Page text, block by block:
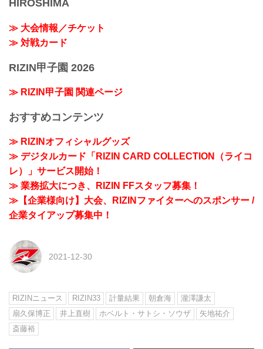
HIROSHIMA
≫ 大会情報／チケット
≫ 対戦カード
RIZIN甲子園 2026
≫ RIZIN甲子園 関連ページ
おすすめコンテンツ
≫ RIZINオフィシャルグッズ
≫ デジタルカード「RIZIN CARD COLLECTION（ライコ
レ）」サービス開始！
≫ 業務拡大につき、RIZIN FFスタッフ募集！
≫【企業様向け】大会、RIZINファイターへのスポンサー /
企業タイアップ募集中！
2021-12-30
RIZINニュース RIZIN33 計量結果 朝倉海
瀧澤謙太
扇久保博正
井上直樹 ホベルト・サトシ・ソウザ
矢地祐介
斎藤裕